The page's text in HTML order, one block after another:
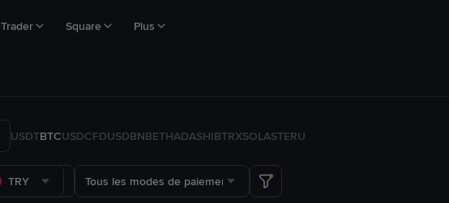
Trader Square Plus
USDTBTCUSDCFDUSDBNBETHADASHIBTRXSOLASTERU
TRY Tous les modes de paiement